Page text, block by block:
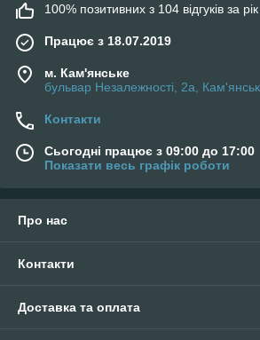
100% позитивних з 104 відгуків за рік
Працює з 18.07.2019
м. Кам'янське
бульвар Незалежності, 2а,
Контакти
Сьогодні працює з 09:00 до 17:00
Показати весь графік роботи
Про нас
Контакти
Доставка та оплата